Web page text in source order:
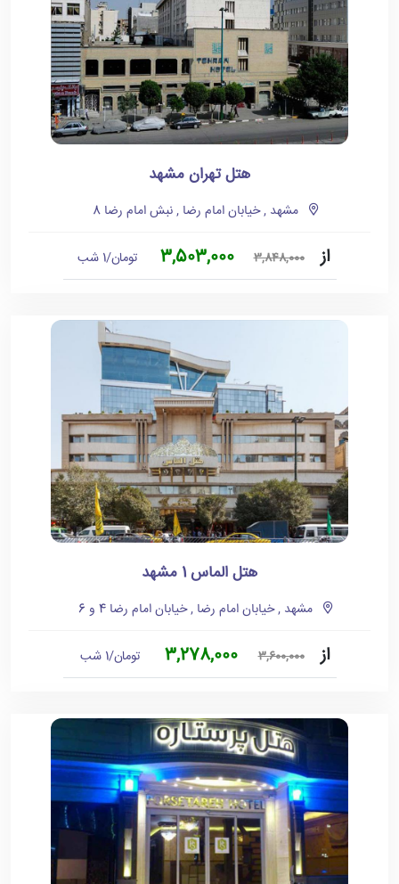
هتل تهران مشهد
مشهد , خیابان امام رضا , نبش امام رضا 8
از 3,848,000
3,503,000 تومان/1 شب
هتل الماس 1 مشهد
مشهد , خیابان امام رضا , خیابان امام رضا 4 و 6
از 3,600,000
3,278,000 تومان/1 شب